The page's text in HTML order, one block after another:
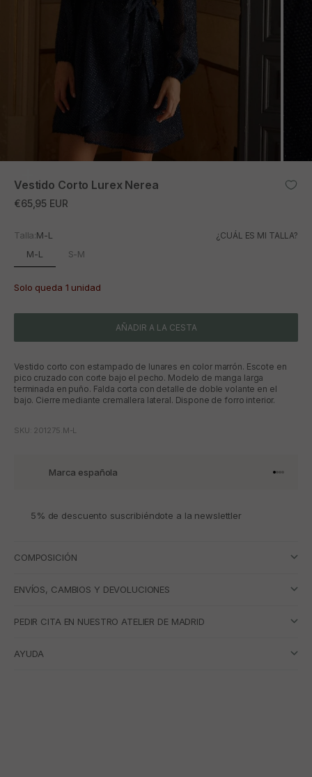
Vestido Corto Lurex Nerea
Precio de oferta
€65,95 EUR
Talla:M-L ¿CUÁL ES MI TALLA?
M-L S-M
Solo queda 1 unidad
AÑADIR A LA CESTA
Vestido corto con estampado de lunares en color marrón. Escote en
pico cruzado con corte bajo el pecho. Modelo de manga larga
terminada en puño. Falda corta con detalle de doble volante en el
bajo. Cierre mediante cremallera lateral. Dispone de forro interior.
SKU: 201275.M-L
Marca española Ir al
Ir al
Ir al
Ir al
5% de descuento suscribiéndote a la newslettler
COMPOSICIÓN
ENVÍOS, CAMBIOS Y DEVOLUCIONES
PEDIR CITA EN NUESTRO ATELIER DE MADRID
AYUDA